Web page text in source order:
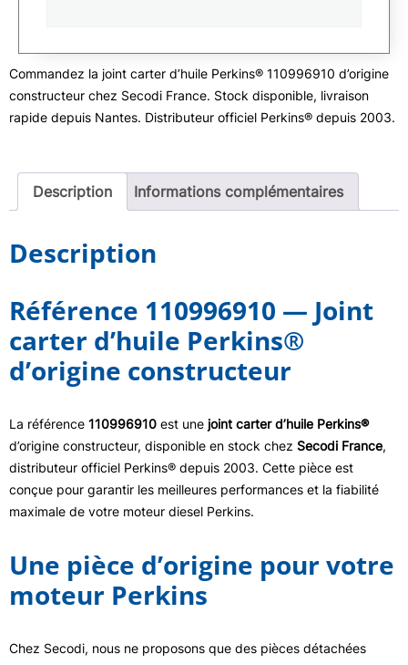
Commandez la joint carter d’huile Perkins® 110996910 d’origine
constructeur chez Secodi France. Stock disponible, livraison
rapide depuis Nantes. Distributeur officiel Perkins® depuis 2003.
Description Informations complémentaires
Description
Référence 110996910 — Joint
carter d’huile Perkins®
d’origine constructeur
La référence 110996910 est une joint carter d’huile Perkins®
d’origine constructeur, disponible en stock chez Secodi France,
distributeur officiel Perkins® depuis 2003. Cette pièce est
conçue pour garantir les meilleures performances et la fiabilité
maximale de votre moteur diesel Perkins.
Une pièce d’origine pour votre
moteur Perkins
Chez Secodi, nous ne proposons que des pièces détachées